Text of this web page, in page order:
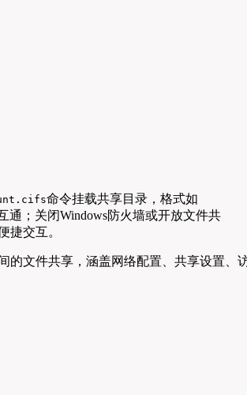
命令挂载共享目录，格式如
通；关闭Windows防火墙或开放文件共
捷交互。
的文件共享，涵盖网络配置、共享设置、